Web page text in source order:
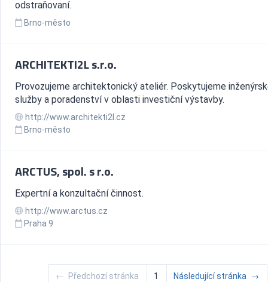
odstraňovaní.
Brno-město
ARCHITEKTI2L s.r.o.
Provozujeme architektonický ateliér. Poskytujeme
služby a poradenství v oblasti investiční výstavby.
http://www.architekti2l.cz
Brno-město
ARCTUS, spol. s r.o.
Expertní a konzultační činnost.
http://www.arctus.cz
Praha 9
← Předchozí stránka 1 Následující stránka →